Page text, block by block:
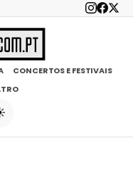
CONCERTOS E FESTIVAIS